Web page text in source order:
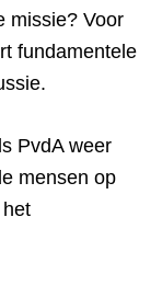
missie? Voor
fundamentele
PvdA weer
mensen op